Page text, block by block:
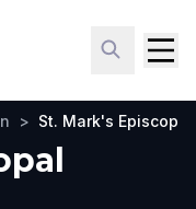
> St. Mark's